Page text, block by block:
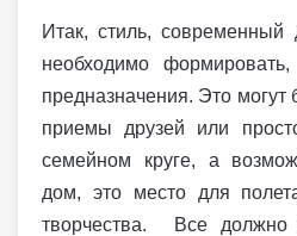
Итак, стиль,
необходимо
предназначения. Это могут
приемы друзей или
семейном круге, а
дом, это место для
творчества. Все должно